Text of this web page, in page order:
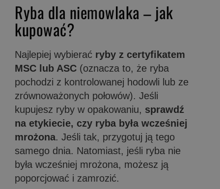
Ryba dla niemowlaka – jak
kupować?
Najlepiej wybierać ryby z certyfikatem
MSC lub ASC (oznacza to, że ryba
pochodzi z kontrolowanej hodowli lub ze
zrównoważonych połowów). Jeśli
kupujesz ryby w opakowaniu, sprawdź
na etykiecie, czy ryba była wcześniej
mrożona. Jeśli tak, przygotuj ją tego
samego dnia. Natomiast, jeśli ryba nie
była wcześniej mrożona, możesz ją
poporcjować i zamrozić.